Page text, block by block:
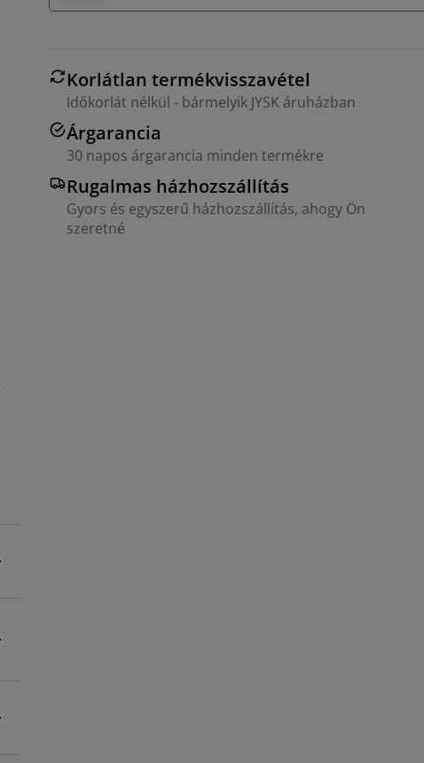
Korlátlan termékvisszavétel
Időkorlát nélkül - bármelyik JYSK áruházban
Árgarancia
30 napos árgarancia minden termékre
Rugalmas házhozszállítás
Gyors és egyszerű házhozszállítás, ahogy Ön
szeretné